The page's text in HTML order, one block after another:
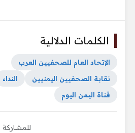
الكلمات الدلالية
الإتحاد العام للصحفيين العرب
نقابة الصحفيين اليمنيين
النداء
قناة اليمن اليوم
للمشاركة